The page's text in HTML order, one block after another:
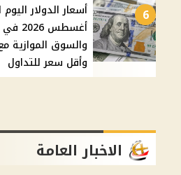
6
أغسطس
والسوق الموازية
وأقل سعر للتداول
الاخبار العامة